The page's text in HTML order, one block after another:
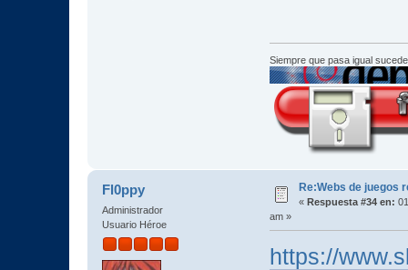
Siempre que pasa igual
Fl0ppy
Administrador
Usuario Héroe
Re:Webs de juegos
« Respuesta #34 en:
am »
https://